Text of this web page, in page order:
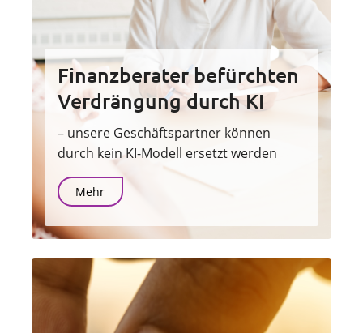
Finanzberater befürchten
Verdrängung durch KI
– unsere Geschäftspartner können
durch kein KI-Modell ersetzt werden
Mehr